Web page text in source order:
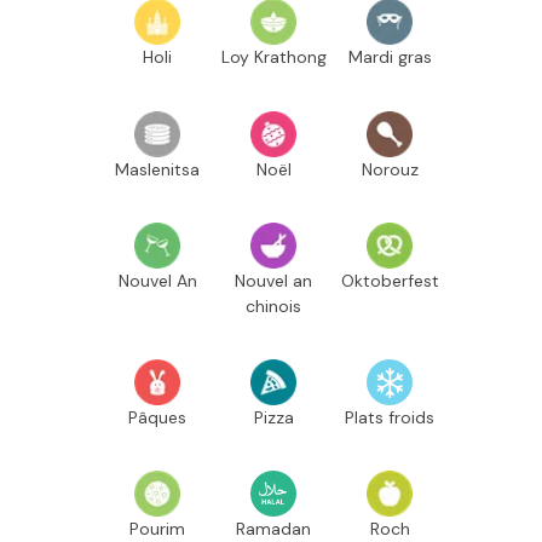
Holi Loy Krathong Mardi gras
Maslenitsa Noël Norouz
Nouvel An
Nouvel an
chinois
Oktoberfest
Pâques Pizza Plats froids
Pourim Ramadan Roch